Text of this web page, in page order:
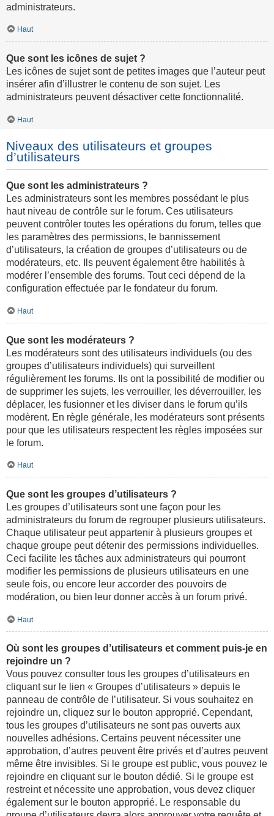
administrateurs.
Haut
Que sont les icônes de sujet ?
Les icônes de sujet sont de petites images que l’auteur peut
insérer afin d’illustrer le contenu de son sujet. Les
administrateurs peuvent désactiver cette fonctionnalité.
Haut
Niveaux des utilisateurs et groupes
d’utilisateurs
Que sont les administrateurs ?
Les administrateurs sont les membres possédant le plus
haut niveau de contrôle sur le forum. Ces utilisateurs
peuvent contrôler toutes les opérations du forum, telles que
les paramètres des permissions, le bannissement
d’utilisateurs, la création de groupes d’utilisateurs ou de
modérateurs, etc. Ils peuvent également être habilités à
modérer l’ensemble des forums. Tout ceci dépend de la
configuration effectuée par le fondateur du forum.
Haut
Que sont les modérateurs ?
Les modérateurs sont des utilisateurs individuels (ou des
groupes d’utilisateurs individuels) qui surveillent
régulièrement les forums. Ils ont la possibilité de modifier ou
de supprimer les sujets, les verrouiller, les déverrouiller, les
déplacer, les fusionner et les diviser dans le forum qu’ils
modèrent. En règle générale, les modérateurs sont présents
pour que les utilisateurs respectent les règles imposées sur
le forum.
Haut
Que sont les groupes d’utilisateurs ?
Les groupes d’utilisateurs sont une façon pour les
administrateurs du forum de regrouper plusieurs utilisateurs.
Chaque utilisateur peut appartenir à plusieurs groupes et
chaque groupe peut détenir des permissions individuelles.
Ceci facilite les tâches aux administrateurs qui pourront
modifier les permissions de plusieurs utilisateurs en une
seule fois, ou encore leur accorder des pouvoirs de
modération, ou bien leur donner accès à un forum privé.
Haut
Où sont les groupes d’utilisateurs et comment puis-je en
rejoindre un ?
Vous pouvez consulter tous les groupes d’utilisateurs en
cliquant sur le lien « Groupes d’utilisateurs » depuis le
panneau de contrôle de l’utilisateur. Si vous souhaitez en
rejoindre un, cliquez sur le bouton approprié. Cependant,
tous les groupes d’utilisateurs ne sont pas ouverts aux
nouvelles adhésions. Certains peuvent nécessiter une
approbation, d’autres peuvent être privés et d’autres peuvent
même être invisibles. Si le groupe est public, vous pouvez le
rejoindre en cliquant sur le bouton dédié. Si le groupe est
restreint et nécessite une approbation, vous devez cliquer
également sur le bouton approprié. Le responsable du